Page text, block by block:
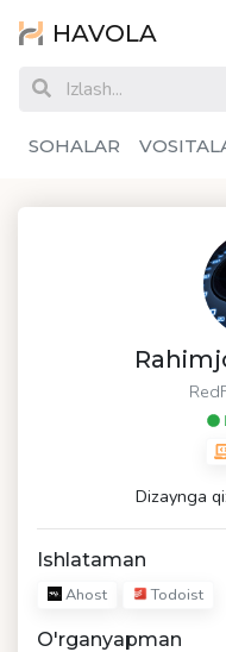
HAVOLA
SOHALAR
Dizaynga
Ishlataman
Ahost Todoist
O'rganyapman